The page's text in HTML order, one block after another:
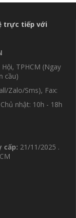
trực tiếp với
TPHCM (Ngay
cầu)
Zalo/Sms), Fax:
nhật: 10h - 18h
cấp: 21/11/2025 .